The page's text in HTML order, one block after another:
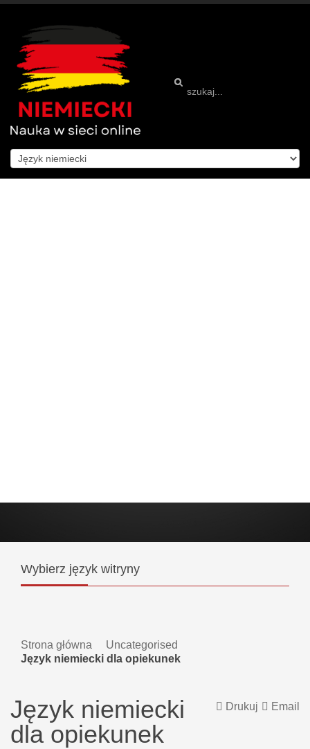
Wybierz język witryny
Strona główna
Uncategorised
Język niemiecki dla opiekunek
Email
Drukuj
Język niemiecki
dla opiekunek